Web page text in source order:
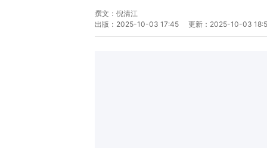
撰文： 倪清江
出版： 2025-10-03 17:45 更新： 2025-10-03